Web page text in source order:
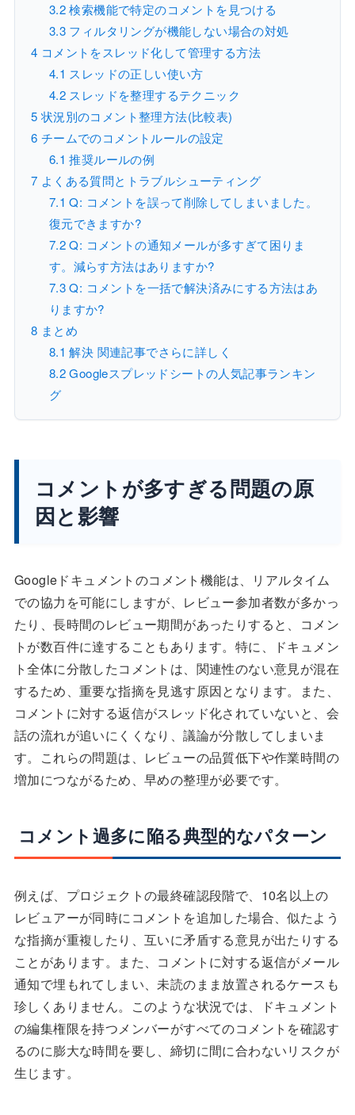
3.2検索機能で特定のコメントを見つける
3.3フィルタリングが機能しない場合の対処
4 コメントをスレッド化して管理する方法
4.1 スレッドの正しい使い方
4.2スレッドを整理するテクニック
5 状況別のコメント整理方法(比較表)
6 チームでのコメントルールの設定
6.1 推奨ルールの例
7 よくある質問とトラブルシューティング
7.1 Q: コメントを誤って削除してしまいました。
復元できますか?
7.2Q: コメントの通知メールが多すぎて困りま
す。減らす方法はありますか?
7.3Q: コメントを一括で解決済みにする方法はあ
りますか?
8 まとめ
8.1 解決 関連記事でさらに詳しく
8.2Googleスプレッドシートの人気記事ランキン
グ
コメントが多すぎる問題の原
因と影響
Googleドキュメントのコメント機能は、リアルタイム
での協力を可能にしますが、レビュー参加者数が多かっ
たり、長時間のレビュー期間があったりすると、コメン
トが数百件に達することもあります。特に、ドキュメン
ト全体に分散したコメントは、関連性のない意見が混在
するため、重要な指摘を見逃す原因となります。また、
コメントに対する返信がスレッド化されていないと、会
話の流れが追いにくくなり、議論が分散してしまいま
す。これらの問題は、レビューの品質低下や作業時間の
増加につながるため、早めの整理が必要です。
コメント過多に陥る典型的なパターン
例えば、プロジェクトの最終確認段階で、10名以上の
レビュアーが同時にコメントを追加した場合、似たよう
な指摘が重複したり、互いに矛盾する意見が出たりする
ことがあります。また、コメントに対する返信がメール
通知で埋もれてしまい、未読のまま放置されるケースも
珍しくありません。このような状況では、ドキュメント
の編集権限を持つメンバーがすべてのコメントを確認す
るのに膨大な時間を要し、締切に間に合わないリスクが
生じます。